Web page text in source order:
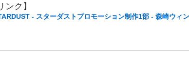
ンク】
- スターダストプロモーション制作1部 - 森崎ウィン